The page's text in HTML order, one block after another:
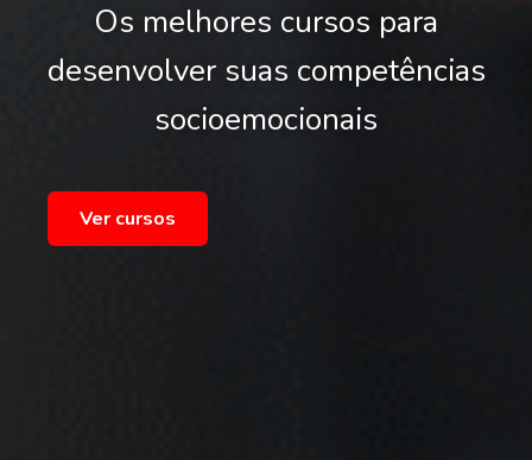
Os melhores cursos para
desenvolver suas competências
socioemocionais
Ver cursos